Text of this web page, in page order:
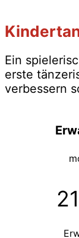
Ein
erste
verbessern